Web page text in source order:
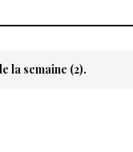
la semaine (2).